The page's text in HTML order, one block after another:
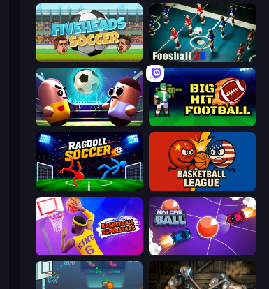
Fiveheads Soccer Foosball 3D
Pill Soccer Big Hit Football
Ragdoll Soccer 2 Players Basketball League
Basketball Superstars Mini Car Ball